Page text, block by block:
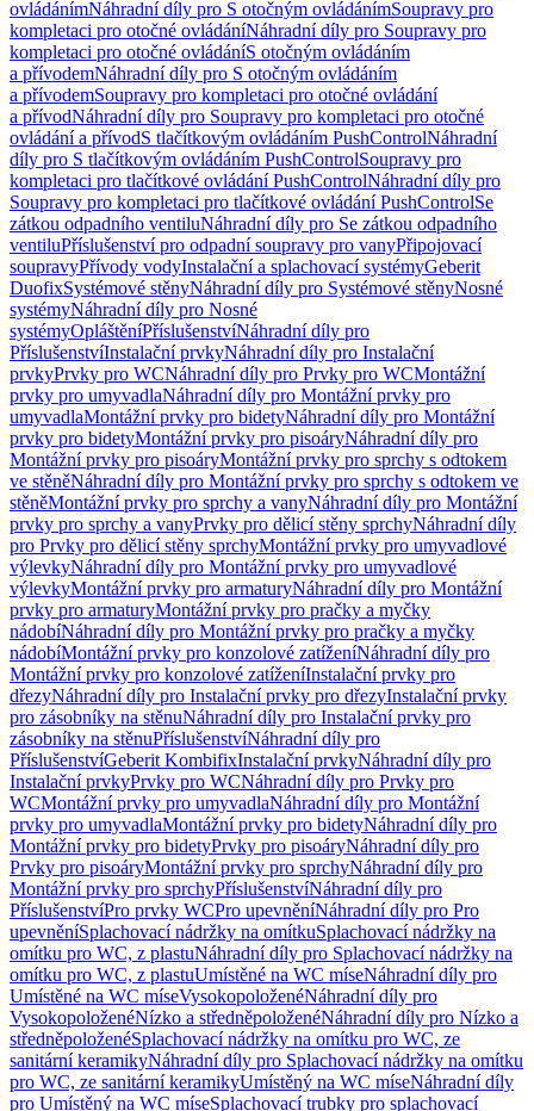
ovládánímNáhradní díly pro S otočným ovládánímSoupravy pro
kompletaci pro otočné ovládáníNáhradní díly pro Soupravy pro
kompletaci pro otočné ovládáníS otočným ovládáním
a přívodemNáhradní díly pro S otočným ovládáním
a přívodemSoupravy pro kompletaci pro otočné ovládání
a přívodNáhradní díly pro Soupravy pro kompletaci pro otočné
ovládání a přívodS tlačítkovým ovládáním PushControlNáhradní
díly pro S tlačítkovým ovládáním PushControlSoupravy pro
kompletaci pro tlačítkové ovládání PushControlNáhradní díly pro
Soupravy pro kompletaci pro tlačítkové ovládání PushControlSe
zátkou odpadního ventiluNáhradní díly pro Se zátkou odpadního
ventiluPříslušenství pro odpadní soupravy pro vanyPřipojovací
soupravyPřívody vodyInstalační a splachovací systémyGeberit
DuofixSystémové stěnyNáhradní díly pro Systémové stěnyNosné
systémyNáhradní díly pro Nosné
systémyOpláštěníPříslušenstvíNáhradní díly pro
PříslušenstvíInstalační prvkyNáhradní díly pro Instalační
prvkyPrvky pro WCNáhradní díly pro Prvky pro WCMontážní
prvky pro umyvadlaNáhradní díly pro Montážní prvky pro
umyvadlaMontážní prvky pro bidetyNáhradní díly pro Montážní
prvky pro bidetyMontážní prvky pro pisoáryNáhradní díly pro
Montážní prvky pro pisoáryMontážní prvky pro sprchy s odtokem
ve stěněNáhradní díly pro Montážní prvky pro sprchy s odtokem ve
stěněMontážní prvky pro sprchy a vanyNáhradní díly pro Montážní
prvky pro sprchy a vanyPrvky pro dělicí stěny sprchyNáhradní díly
pro Prvky pro dělicí stěny sprchyMontážní prvky pro umyvadlové
výlevkyNáhradní díly pro Montážní prvky pro umyvadlové
výlevkyMontážní prvky pro armaturyNáhradní díly pro Montážní
prvky pro armaturyMontážní prvky pro pračky a myčky
nádobíNáhradní díly pro Montážní prvky pro pračky a myčky
nádobíMontážní prvky pro konzolové zatíženíNáhradní díly pro
Montážní prvky pro konzolové zatíženíInstalační prvky pro
dřezyNáhradní díly pro Instalační prvky pro dřezyInstalační prvky
pro zásobníky na stěnuNáhradní díly pro Instalační prvky pro
zásobníky na stěnuPříslušenstvíNáhradní díly pro
PříslušenstvíGeberit KombifixInstalační prvkyNáhradní díly pro
Instalační prvkyPrvky pro WCNáhradní díly pro Prvky pro
WCMontážní prvky pro umyvadlaNáhradní díly pro Montážní
prvky pro umyvadlaMontážní prvky pro bidetyNáhradní díly pro
Montážní prvky pro bidetyPrvky pro pisoáryNáhradní díly pro
Prvky pro pisoáryMontážní prvky pro sprchyNáhradní díly pro
Montážní prvky pro sprchyPříslušenstvíNáhradní díly pro
PříslušenstvíPro prvky WCPro upevněníNáhradní díly pro Pro
upevněníSplachovací nádržky na omítkuSplachovací nádržky na
omítku pro WC, z plastuNáhradní díly pro Splachovací nádržky na
omítku pro WC, z plastuUmístěné na WC míseNáhradní díly pro
Umístěné na WC míseVysokopoloženéNáhradní díly pro
VysokopoloženéNízko a středněpoloženéNáhradní díly pro Nízko a
středněpoloženéSplachovací nádržky na omítku pro WC, ze
sanitární keramikyNáhradní díly pro Splachovací nádržky na omítku
pro WC, ze sanitární keramikyUmístěný na WC míseNáhradní díly
pro Umístěný na WC míseSplachovací trubky pro splachovací